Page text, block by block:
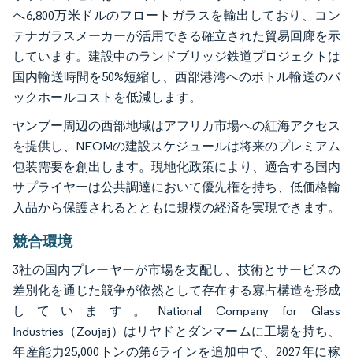
へ6,800万米ドルのフロートガラスを輸出しており、コン
テナガラスメーカーが活用できる確立された貿易回廊を示
しています。建設中のランドブリッジ鉄道プロジェクトは
国内輸送時間を50%短縮し、西部港湾へのボトル輸送のバ
ックホールコストを低減します。
ヤンブー周辺の西部地域はアフリカ市場への紅海アクセス
を提供し、NEOMの建設スケジュールは将来のプレミアム
包装需要を創出します。現地化政策により、適合する国内
サプライヤーは公共調達において優先権を持ち、低価格輸
入品から保護されるとともに規模の経済を実現できます。
競合環境
3社の国内プレーヤーが市場を支配し、技術とサービスの
差別化を通じた競争が依然として存在する寡占構造を形成
しています。National Company for Glass
Industries（Zoujaj）はリヤドとダンマームに工場を持ち、
年産能力25,000トンの第6ラインを追加中で、2027年に稼